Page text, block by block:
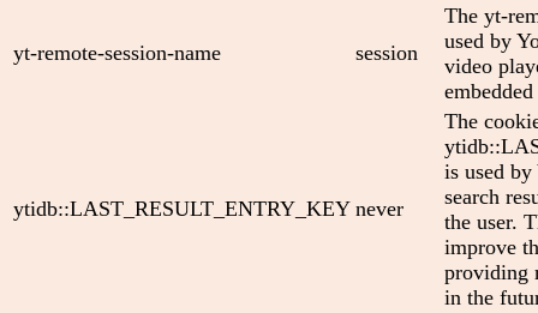
yt-remote-session-name session
The yt-
used by
video
ytidb::LAST_RESULT_ENTRY_KEY never
The
is used by
search
the user.
improve
providing
in the